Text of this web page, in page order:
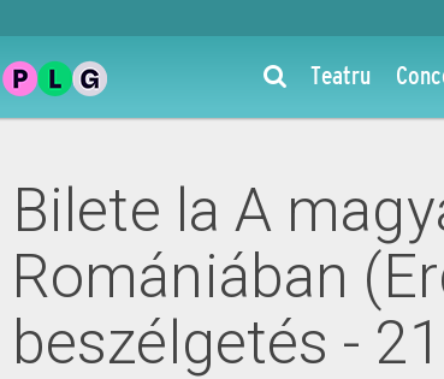
Teatru
Bilete la A
Romániában
beszélgetés -